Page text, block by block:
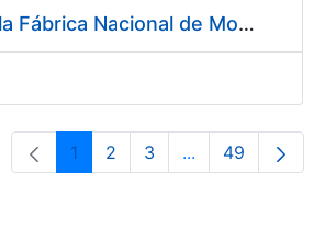
Contratación de acuerdo marco para el Suministro de Material de Electricidad para la Fábrica Nacional de Moneda y Timbre-Real Casa de la Moneda en su centro de trabajo de Burgos
Pàgina
1 Pàgina
2 Pàgina
3 ...PàginesPàgina
49